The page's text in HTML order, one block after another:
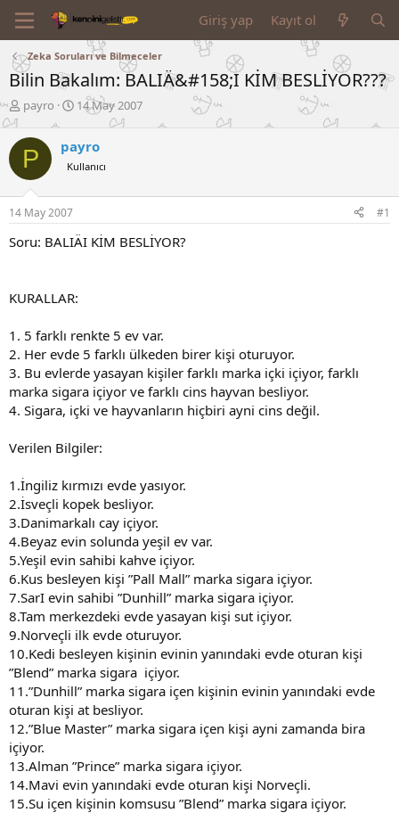
Giriş yap Kayıt ol
Zeka Soruları ve Bilmeceler
Bilin Bakalım: BALIÄ&#158;I KİM BESLİYOR???
K
n
u
y
u
B
a
l
a
payro
B
l
a
g
ç
t
i
14 May 2007
P payro
Kullanıcı
14 May 2007 #1
Soru: BALIÄI KİM BESLİYOR?
KURALLAR:
1. 5 farklı renkte 5 ev var.
2. Her evde 5 farklı ülkeden birer kişi oturuyor.
3. Bu evlerde yasayan kişiler farklı marka içki içiyor, farklı
marka sigara içiyor ve farklı cins hayvan besliyor.
4. Sigara, içki ve hayvanların hiçbiri ayni cins değil.
Verilen Bilgiler:
1.İngiliz kırmızı evde yasıyor.
2.İsveçli kopek besliyor.
3.Danimarkalı cay içiyor.
4.Beyaz evin solunda yeşil ev var.
5.Yeşil evin sahibi kahve içiyor.
6.Kus besleyen kişi ”Pall Mall” marka sigara içiyor.
7.SarI evin sahibi ”Dunhill” marka sigara içiyor.
8.Tam merkezdeki evde yasayan kişi sut içiyor.
9.Norveçli ilk evde oturuyor.
10.Kedi besleyen kişinin evinin yanındaki evde oturan kişi
”Blend” marka sigara içiyor.
11.”Dunhill” marka sigara içen kişinin evinin yanındaki evde
oturan kişi at besliyor.
12.”Blue Master” marka sigara içen kişi ayni zamanda bira
içiyor.
13.Alman ”Prince” marka sigara içiyor.
14.Mavi evin yanındaki evde oturan kişi Norveçli.
15.Su içen kişinin komsusu ”Blend” marka sigara içiyor.